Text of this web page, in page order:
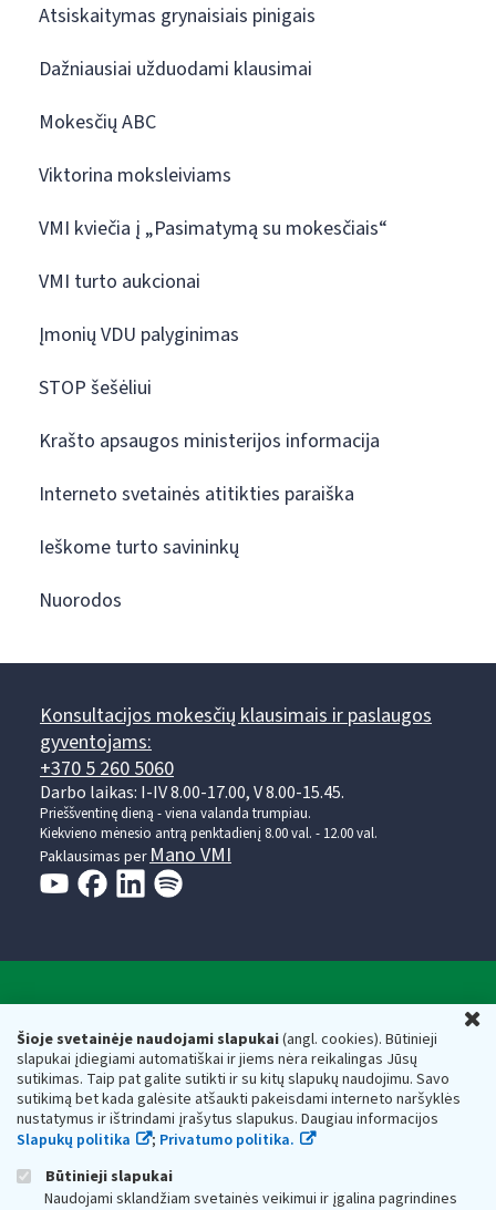
Šioje svetainėje naudojami slapukai(angl. cookies). Būtinieji
slapukai įdiegiami automatiškai ir jiems nėra reikalingas Jūsų
sutikimas. Taip pat galite sutikti ir su kitų slapukų naudojimu. Savo
sutikimą bet kada galėsite atšaukti pakeisdami interneto naršyklės
nustatymus ir ištrindami įrašytus slapukus. Daugiau informacijos
Slapukų politika
; Privatumo politika.
Būtinieji slapukai
Naudojami sklandžiam svetainės veikimui ir įgalina pagrindines
Atsiskaitymas grynaisiais pinigais
Dažniausiai užduodami klausimai
Mokesčių ABC
Viktorina moksleiviams
VMI kviečia į „Pasimatymą su mokesčiais“
VMI turto aukcionai
Įmonių VDU palyginimas
STOP šešėliui
Krašto apsaugos ministerijos informacija
Interneto svetainės atitikties paraiška
Ieškome turto savininkų
Nuorodos
Konsultacijos mokesčių klausimais ir paslaugos
gyventojams:
+370 5 260 5060
Darbo laikas: I-IV 8.00-17.00, V 8.00-15.45.
Prieššventinę dieną - viena valanda trumpiau.
Kiekvieno mėnesio antrą penktadienį 8.00 val. - 12.00 val.
Paklausimas per Mano VMI
Respublikos finansų ministerijos
Biudžetinė įstaiga. Juridinio asmens kodas — 188659752,
adresas: Vasario 16-osios g. 14, 01107 Vilnius, Lietuva, el.paštas:
vmi@vmi.lt, E. pristatymo dėžutės adresas 188659752
Duomenys apie Valstybinę mokesčių inspekciją prie Lietuvos
Respublikos finansų ministerijos kaupiami ir saugomi Juridinių